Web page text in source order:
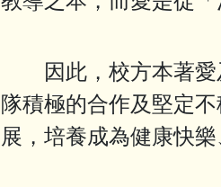
因此，校方本著愛
隊積極的合作及堅定
展，培養成為健康快